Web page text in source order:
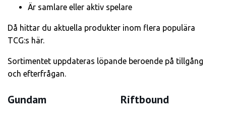
Är samlare eller aktiv spelare
Då hittar du aktuella produkter inom flera populära
TCG:s här.
Sortimentet uppdateras löpande beroende på tillgång
och efterfrågan.
Gundam Riftbound